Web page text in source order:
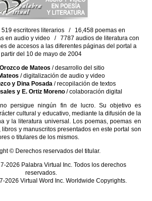
escritores literarios / 16,458 poemas en
en audio y video / 7787 audios de literatura con
de accesos a las diferentes páginas del portal a
partir del 10 de mayo de 2004
de Mateos / desarrollo del sitio
/ digitalización de audio y video
y Dina Posada/ recopilación de textos
y E. Ortiz Moreno/ colaboración digital
no persigue ningún fin de lucro. Su objetivo es
cultural y educativo, mediante la difusión de la
y la literatura universal. Los poemas, poemas en
libros y manuscritos presentados en este portal son
o titulares de los mismos.
© Derechos reservados del titular.
2026 Palabra Virtual Inc. Todos los derechos
reservados.
2026 Virtual Word Inc. Worldwide Copyrights.